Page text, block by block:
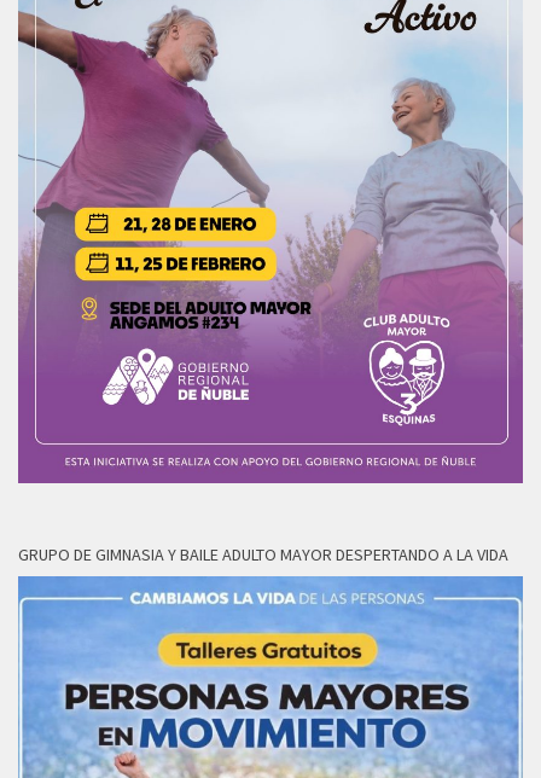
GRUPO DE GIMNASIA Y BAILE ADULTO MAYOR DESPERTANDO A LA VIDA